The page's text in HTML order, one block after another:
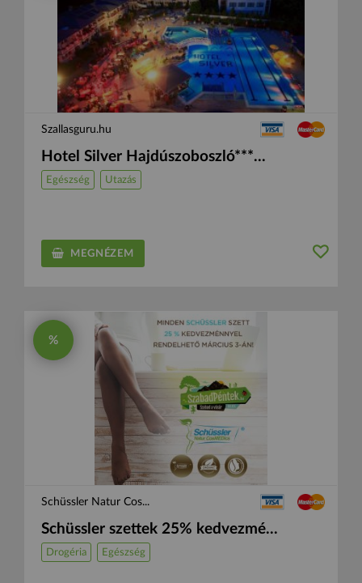
Szallasguru.hu
Hotel Silver Hajdúszoboszló***...
Egészség Utazás
MEGNÉZEM
%
Schüssler Natur Cos...
Schüssler szettek 25% kedvezmé...
Drogéria Egészség